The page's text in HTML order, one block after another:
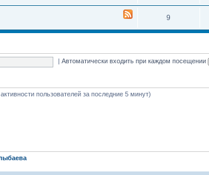
9
|Автоматически входить при каждом посещении
пользователей за последние 5 минут)